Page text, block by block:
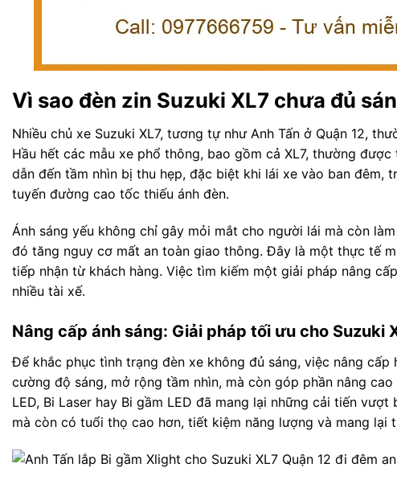
Vì sao đèn zin Suzuki XL7 chưa đủ
Nhiều chủ xe Suzuki XL7, tương tự như Anh Tấn ở Quận 12,
Hầu hết các mẫu xe phổ thông, bao gồm cả XL7, thường
dẫn đến tầm nhìn bị thu hẹp, đặc biệt khi lái xe vào ban
tuyến đường cao tốc thiếu ánh đèn.
Ánh sáng yếu không chỉ gây mỏi mắt cho người lái mà còn
đó tăng nguy cơ mất an toàn giao thông. Đây là một thực tế
tiếp nhận từ khách hàng. Việc tìm kiếm một giải pháp nâng
nhiều tài xế.
Nâng cấp ánh sáng: Giải pháp tối ưu cho Suzuki
Để khắc phục tình trạng đèn xe không đủ sáng, việc nâng
cường độ sáng, mở rộng tầm nhìn, mà còn góp phần nâng
LED, Bi Laser hay Bi gầm LED đã mang lại những cải tiến
mà còn có tuổi thọ cao hơn, tiết kiệm năng lượng và mang lại